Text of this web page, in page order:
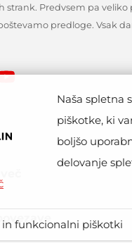
Naša spletna
piškotke, ki
boljšo
delovanje
funkcionalni piškotki
strank. Predvsem pa veliko
predloge. Vsak
Youtube